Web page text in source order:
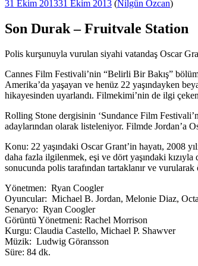
Yayım
31 Ekim 201331 Ekim 2013 (Nilgün Özcan)
Son Durak – Fruitvale Station
Polis kurşunuyla vurulan siyahi vatandaş Oscar
Cannes Film Festivali’nin “Belirli Bir Bakış”
Amerika’da yaşayan ve henüz 22 yaşındayken
hikayesinden uyarlandı. Filmekimi’nin de ilgi
Rolling Stone dergisinin ‘Sundance Film
adaylarından olarak listeleniyor. Filmde
Konu: 22 yaşındaki Oscar Grant’in hayatı, 2008
daha fazla ilgilenmek, eşi ve dört yaşındaki
sonucunda polis tarafından tartaklanır ve
Yönetmen: Ryan Coogler
Oyuncular: Michael B. Jordan, Melonie Diaz,
Senaryo: Ryan Coogler
Görüntü Yönetmeni: Rachel Morrison
Kurgu: Claudia Castello, Michael P. Shawver
Müzik: Ludwig Göransson
Süre: 84 dk.